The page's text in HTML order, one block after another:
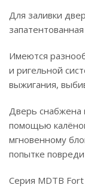
Для заливки
Имеются
и ригельной
выжигания,
Дверь
помощью
мгновенному
попытке
Серия MDTB